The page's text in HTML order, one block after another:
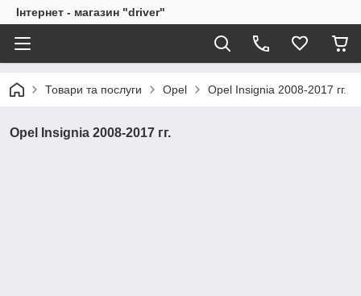
Інтернет - магазин "driver"
Товари та послуги Opel Opel Insignia 2008-2017 гг.
Opel Insignia 2008-2017 гг.